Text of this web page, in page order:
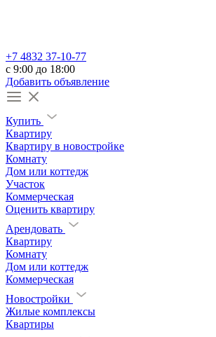
+7 4832 37-10-77
c 9:00 до 18:00
Добавить объявление
Купить
Квартиру
Квартиру в новостройке
Комнату
Дом или коттедж
Участок
Коммерческая
Оценить квартиру
Арендовать
Квартиру
Комнату
Дом или коттедж
Коммерческая
Новостройки
Жилые комплексы
Квартиры